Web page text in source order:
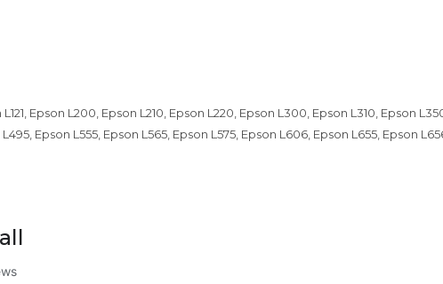
L121, Epson L200, Epson L210, Epson L220, Epson L300, Epson L310, Epson
Epson L555, Epson L565, Epson L575, Epson L606, Epson L655, Epson